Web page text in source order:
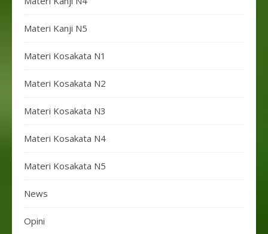
Materi Kanji N5
Materi Kosakata N1
Materi Kosakata N2
Materi Kosakata N3
Materi Kosakata N4
Materi Kosakata N5
News
Opini